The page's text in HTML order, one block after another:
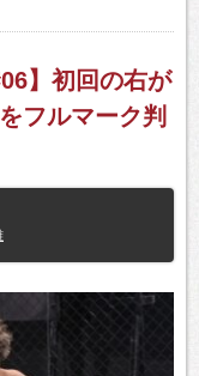
】初回の右が
フルマーク判